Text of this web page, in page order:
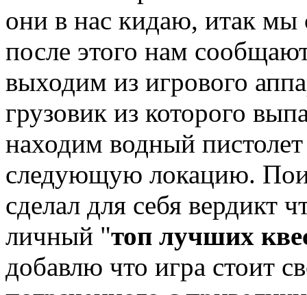
они в нас кидаю, итак
после этого нам
выходим из игрового
грузовик из которого
находим водный
следующую локацию.
сделал для себя вердикт
личный "топ лучших
добавлю что игра стоит